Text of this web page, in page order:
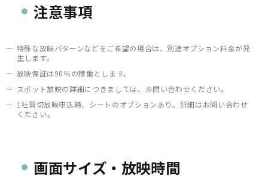
注意事項
特殊な放映パターンなどをご希望の場合は、別途オプション料金が発
生します。
放映保証は90％の稼働とします。
スポット放映の詳細につきましては、お問い合わせください。
1社買切放映申込時、シートのオプションあり。詳細はお問い合わせ
ください。
画面サイズ・放映時間